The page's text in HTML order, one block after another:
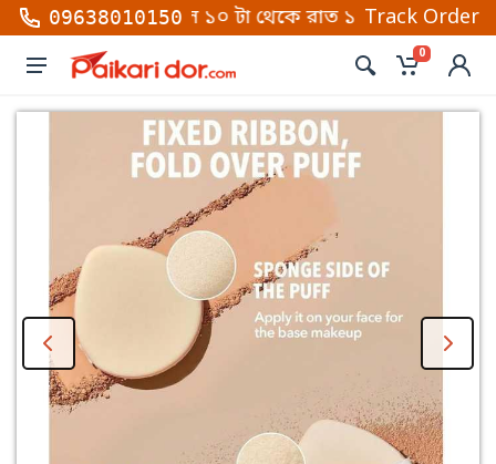
09638010150
করুন সকাল ১০ টা থেকে রাত ১০টা (শনি থেকেTrack Order
0